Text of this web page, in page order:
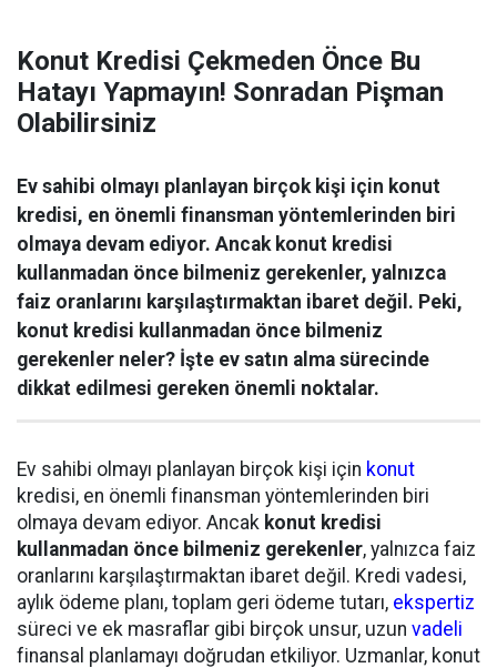
Konut Kredisi Çekmeden Önce Bu
Hatayı Yapmayın! Sonradan Pişman
Olabilirsiniz
Ev sahibi olmayı planlayan birçok kişi için konut
kredisi, en önemli finansman yöntemlerinden biri
olmaya devam ediyor. Ancak konut kredisi
kullanmadan önce bilmeniz gerekenler, yalnızca
faiz oranlarını karşılaştırmaktan ibaret değil. Peki,
konut kredisi kullanmadan önce bilmeniz
gerekenler neler? İşte ev satın alma sürecinde
dikkat edilmesi gereken önemli noktalar.
Ev sahibi olmayı planlayan birçok kişi için konut
kredisi, en önemli finansman yöntemlerinden biri
olmaya devam ediyor. Ancak konut kredisi
kullanmadan önce bilmeniz gerekenler, yalnızca faiz
oranlarını karşılaştırmaktan ibaret değil. Kredi vadesi,
aylık ödeme planı, toplam geri ödeme tutarı, ekspertiz
süreci ve ek masraflar gibi birçok unsur, uzun vadeli
finansal planlamayı doğrudan etkiliyor. Uzmanlar, konut